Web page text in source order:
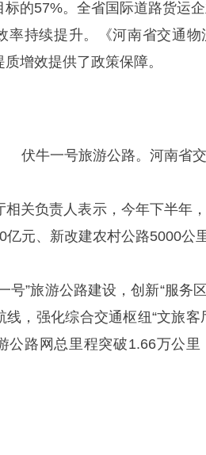
的57%。全省国际道路货运
率持续提升。《河南省交通
增效提供了政策保障。
伏牛一号旅游公路。河南省
相关负责人表示，今年下半年
元、新改建农村公路5000公
号”旅游公路建设，创新“服务
线，强化综合交通枢纽“文旅
公路网总里程突破1.66万公